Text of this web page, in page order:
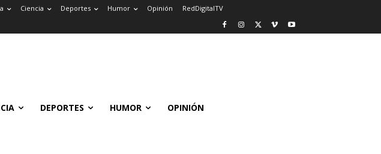
Ciencia Deportes Humor Opinión RedDigitalTV
DEPORTES HUMOR OPINIÓN